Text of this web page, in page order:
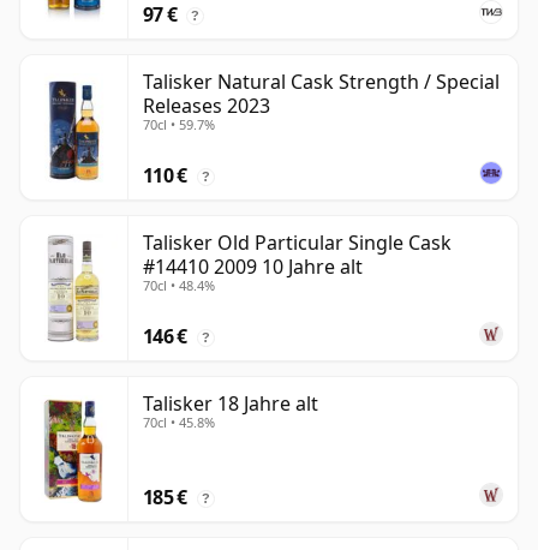
97 € ?
Talisker Natural Cask Strength / Special
Releases 2023
70cl • 59.7%
110 € ?
Talisker Old Particular Single Cask
#14410 2009 10 Jahre alt
70cl • 48.4%
146 € ?
Talisker 18 Jahre alt
70cl • 45.8%
185 € ?